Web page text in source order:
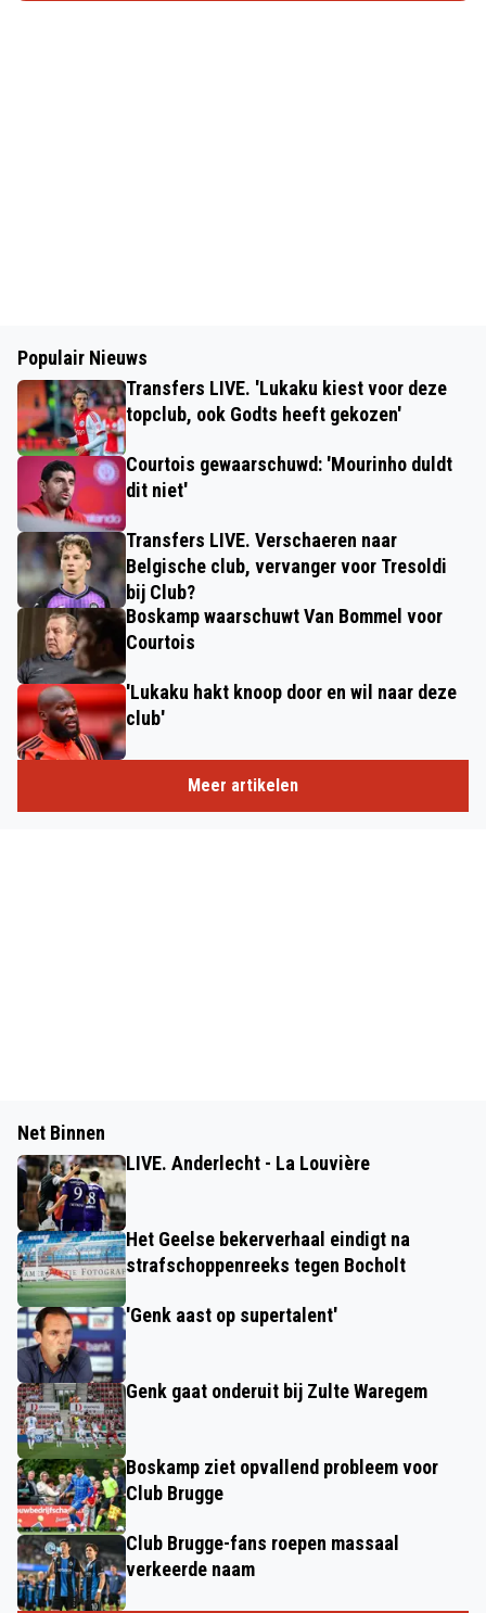
Populair Nieuws
Transfers LIVE. 'Lukaku kiest voor deze
topclub, ook Godts heeft gekozen'
Courtois gewaarschuwd: 'Mourinho duldt
dit niet'
Transfers LIVE. Verschaeren naar
Belgische club, vervanger voor Tresoldi
bij Club?
Boskamp waarschuwt Van Bommel voor
Courtois
'Lukaku hakt knoop door en wil naar deze
club'
Meer artikelen
Net Binnen
LIVE. Anderlecht - La Louvière
Het Geelse bekerverhaal eindigt na
strafschoppenreeks tegen Bocholt
'Genk aast op supertalent'
Genk gaat onderuit bij Zulte Waregem
Boskamp ziet opvallend probleem voor
Club Brugge
Club Brugge-fans roepen massaal
verkeerde naam